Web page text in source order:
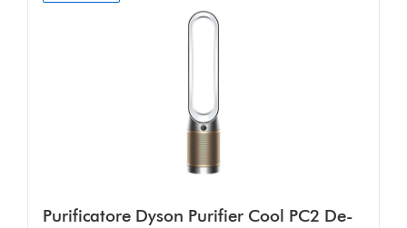
Purificatore Dyson Purifier Cool PC2 De-